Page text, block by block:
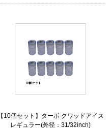
【10個セット】ターボ クワッドアイス
レギュラー(外径：31/32inch)